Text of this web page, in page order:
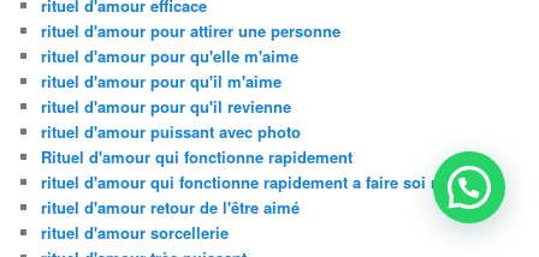
rituel d'amour efficace
rituel d'amour pour attirer une personne
rituel d'amour pour qu'elle m'aime
rituel d'amour pour qu'il m'aime
rituel d'amour pour qu'il revienne
rituel d'amour puissant avec photo
Rituel d'amour qui fonctionne rapidement
rituel d'amour qui fonctionne rapidement a faire soi meme
rituel d'amour retour de l'être aimé
rituel d'amour sorcellerie